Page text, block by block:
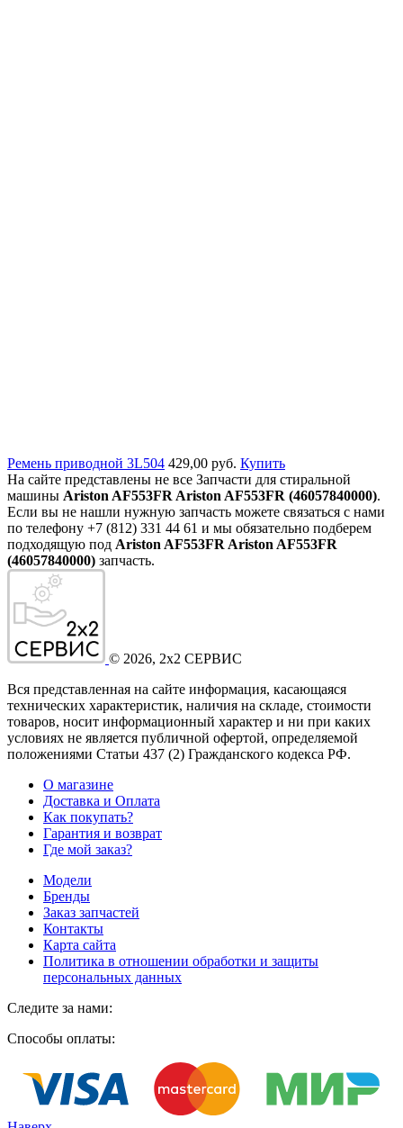
Ремень приводной 3L504 429,00 руб. Купить
На сайте представлены не все Запчасти для стиральной
машины Ariston AF553FR Ariston AF553FR (46057840000).
Если вы не нашли нужную запчасть можете связаться с нами
по телефону +7 (812) 331 44 61 и мы обязательно подберем
подходящую под Ariston AF553FR Ariston AF553FR
(46057840000) запчасть.
© 2026, 2x2 СЕРВИС
Вся представленная на сайте информация, касающаяся
технических характеристик, наличия на складе, стоимости
товаров, носит информационный характер и ни при каких
условиях не является публичной офертой, определяемой
положениями Статьи 437 (2) Гражданского кодекса РФ.
О магазине
Доставка и Оплата
Как покупать?
Гарантия и возврат
Где мой заказ?
Модели
Бренды
Заказ запчастей
Контакты
Карта сайта
Политика в отношении обработки и защиты
персональных данных
Следите за нами:
Способы оплаты: